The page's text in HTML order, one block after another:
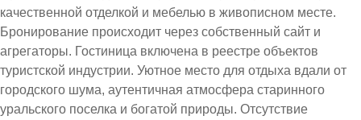
качественной отделкой и мебелью в живописном месте.
Бронирование происходит через собственный сайт и
агрегаторы. Гостиница включена в реестре объектов
туристской индустрии. Уютное место для отдыха вдали от
городского шума, аутентичная атмосфера старинного
уральского поселка и богатой природы. Отсутствие